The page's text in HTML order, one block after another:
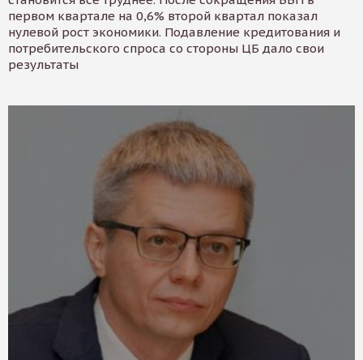
первом квартале на 0,6% второй квартал показал
нулевой рост экономики. Подавление кредитования и
потребительского спроса со стороны ЦБ дало свои
результаты